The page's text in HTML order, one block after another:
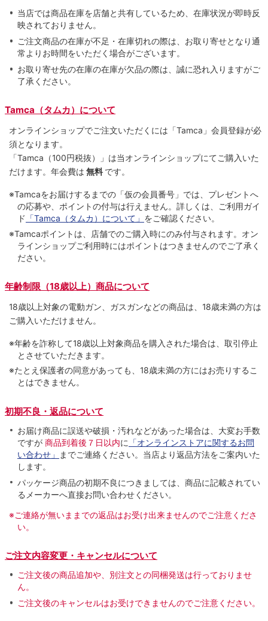
当店では商品在庫を店舗と共有しているため、在庫状況が即時反
映されておりません。
ご注文商品の在庫が不足・在庫切れの際は、お取り寄せとなり通
常よりお時間をいただく場合がございます。
お取り寄せ先の在庫の在庫が欠品の際は、誠に恐れ入りますがご
了承ください。
Tamca（タムカ）について
オンラインショップでご注⽂いただくには「Tamca」会員登録が必
須となります。
「Tamca （100円税抜）
」は当オンラインショップにてご購⼊いた
だけます。 年会費は 無料 です。
※Tamcaをお届けするまでの「仮の会員番号」では、プレゼントへ
の応募や、ポイントの付与は⾏えません。詳しくは、ご利⽤ガイ
ド 「Tamca（タムカ）について」 をご確認ください。
※Tamcaポイントは、店舗でのご購⼊時にのみ付与されます。オン
ラインショップご利用時にはポイントはつきませんのでご了承く
ださい。
年齢制限（18歳以上）商品について
18歳以上対象の電動ガン、ガスガンなどの商品は、18歳未満の方は
ご購入いただけません。
※年齢を詐称して18歳以上対象商品を購入された場合は、取引停止
とさせていただきます。
※たとえ保護者の同意があっても、18歳未満の方にはお売りするこ
とはできません。
初期不良・返品について
お届け商品に誤送や破損・汚れなどがあった場合は、大変お手数
ですが 商品到着後７日以内に 「オンラインストアに関するお問
い合わせ」
までご連絡ください。当店より返品方法をご案内いた
します。
パッケージ商品の初期不良につきましては、商品に記載されてい
るメーカーへ直接お問い合わせください。
※ご連絡が無いままでの返品はお受け出来ませんのでご注意くださ
い。
ご注文内容変更・キャンセルについて
ご注文後の商品追加や、別注文との同梱発送は行っておりませ
ん。
ご注文後のキャンセルはお受けできませんのでご注意ください。